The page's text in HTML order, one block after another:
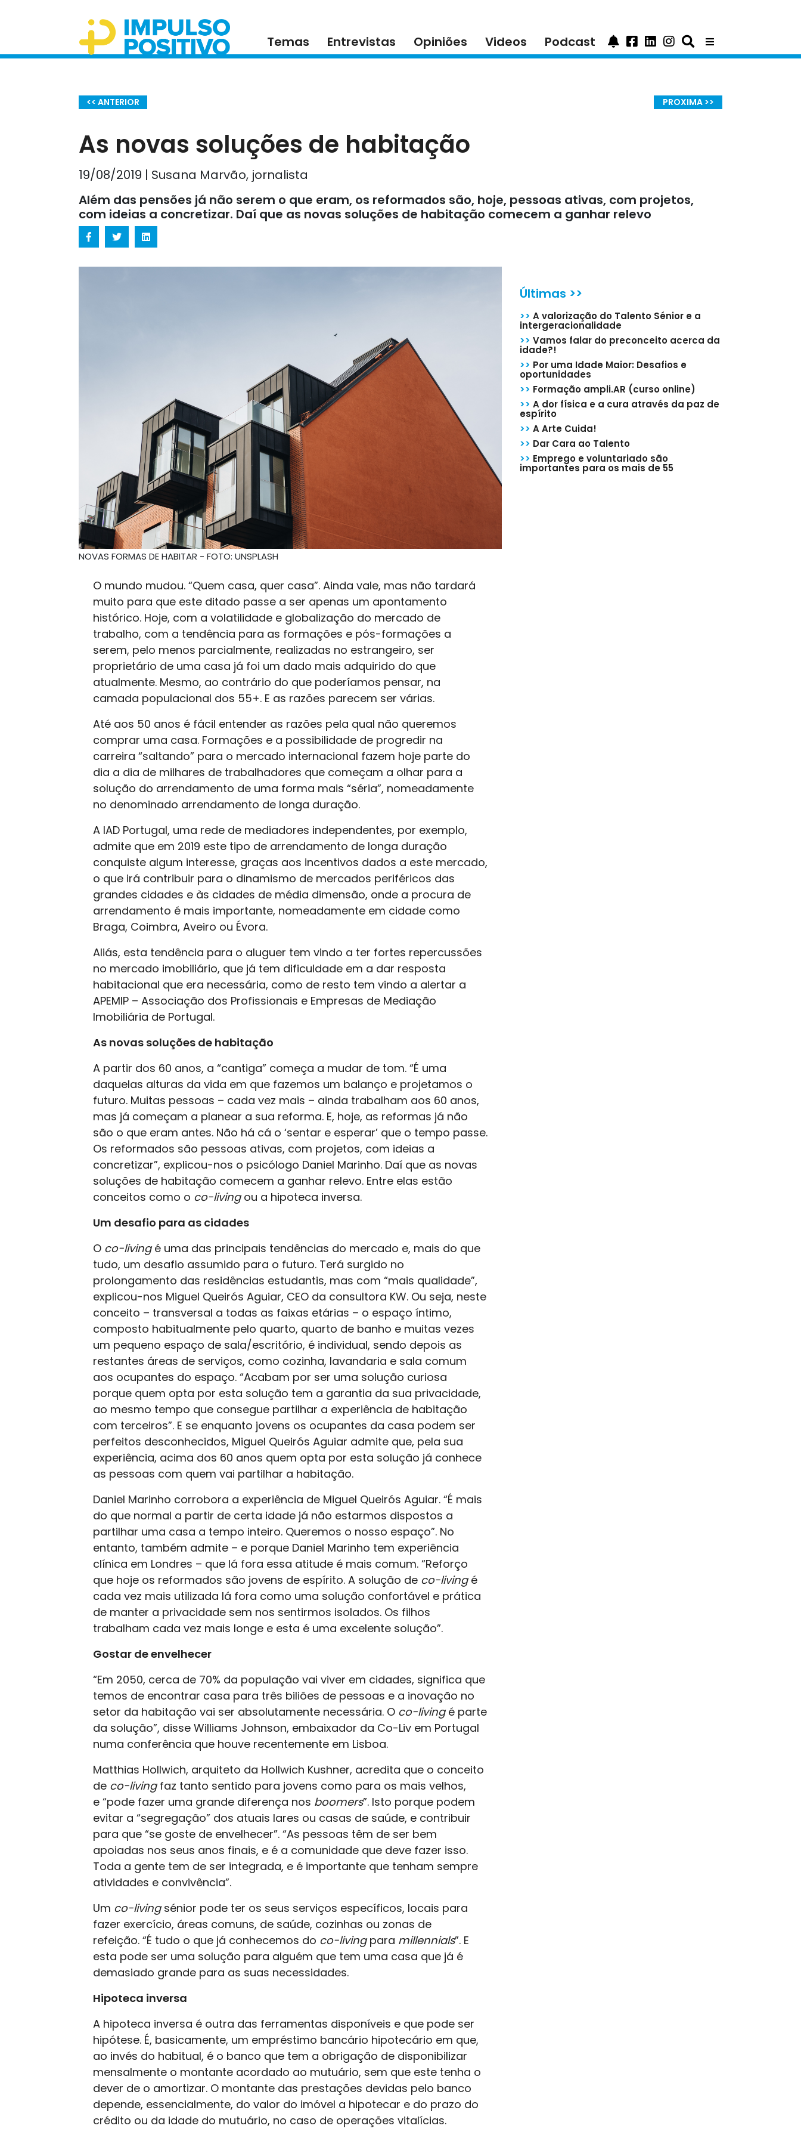
Temas Entrevistas Opiniões Videos Podcast
<< ANTERIOR PROXIMA >>
As novas soluções de habitação
19/08/2019 | Susana Marvão, jornalista
Além das pensões já não serem o que eram, os reformados são, hoje, pessoas ativas, com projetos,
com ideias a concretizar. Daí que as novas soluções de habitação comecem a ganhar relevo
NOVAS FORMAS DE HABITAR - FOTO: UNSPLASH
O mundo mudou. “Quem casa, quer casa”. Ainda vale, mas não tardará
muito para que este ditado passe a ser apenas um apontamento
histórico. Hoje, com a volatilidade e globalização do mercado de
trabalho, com a tendência para as formações e pós-formações a
serem, pelo menos parcialmente, realizadas no estrangeiro, ser
proprietário de uma casa já foi um dado mais adquirido do que
atualmente. Mesmo, ao contrário do que poderíamos pensar, na
camada populacional dos 55+. E as razões parecem ser várias.
Até aos 50 anos é fácil entender as razões pela qual não queremos
comprar uma casa. Formações e a possibilidade de progredir na
carreira “saltando” para o mercado internacional fazem hoje parte do
dia a dia de milhares de trabalhadores que começam a olhar para a
solução do arrendamento de uma forma mais “séria”, nomeadamente
no denominado arrendamento de longa duração.
A IAD Portugal, uma rede de mediadores independentes, por exemplo,
admite que em 2019 este tipo de arrendamento de longa duração
conquiste algum interesse, graças aos incentivos dados a este mercado,
o que irá contribuir para o dinamismo de mercados periféricos das
grandes cidades e às cidades de média dimensão, onde a procura de
arrendamento é mais importante, nomeadamente em cidade como
Braga, Coimbra, Aveiro ou Évora.
Aliás, esta tendência para o aluguer tem vindo a ter fortes repercussões
no mercado imobiliário, que já tem dificuldade em a dar resposta
habitacional que era necessária, como de resto tem vindo a alertar a
APEMIP – Associação dos Profissionais e Empresas de Mediação
Imobiliária de Portugal.
As novas soluções de habitação
A partir dos 60 anos, a “cantiga” começa a mudar de tom. “É uma
daquelas alturas da vida em que fazemos um balanço e projetamos o
futuro. Muitas pessoas – cada vez mais – ainda trabalham aos 60 anos,
mas já começam a planear a sua reforma. E, hoje, as reformas já não
são o que eram antes. Não há cá o ‘sentar e esperar’ que o tempo passe.
Os reformados são pessoas ativas, com projetos, com ideias a
concretizar”, explicou-nos o psicólogo Daniel Marinho. Daí que as novas
soluções de habitação comecem a ganhar relevo. Entre elas estão
conceitos como o co-livingou a hipoteca inversa.
Um desafio para as cidades
O co-livingé uma das principais tendências do mercado e, mais do que
tudo, um desafio assumido para o futuro. Terá surgido no
prolongamento das residências estudantis, mas com “mais qualidade”,
explicou-nos Miguel Queirós Aguiar, CEO da consultora KW. Ou seja, neste
conceito – transversal a todas as faixas etárias – o espaço íntimo,
composto habitualmente pelo quarto, quarto de banho e muitas vezes
um pequeno espaço de sala/escritório, é individual, sendo depois as
restantes áreas de serviços, como cozinha, lavandaria e sala comum
aos ocupantes do espaço. “Acabam por ser uma solução curiosa
porque quem opta por esta solução tem a garantia da sua privacidade,
ao mesmo tempo que consegue partilhar a experiência de habitação
com terceiros”. E se enquanto jovens os ocupantes da casa podem ser
perfeitos desconhecidos, Miguel Queirós Aguiar admite que, pela sua
experiência, acima dos 60 anos quem opta por esta solução já conhece
as pessoas com quem vai partilhar a habitação.
Daniel Marinho corrobora a experiência de Miguel Queirós Aguiar. “É mais
do que normal a partir de certa idade já não estarmos dispostos a
partilhar uma casa a tempo inteiro. Queremos o nosso espaço”. No
entanto, também admite – e porque Daniel Marinho tem experiência
clínica em Londres – que lá fora essa atitude é mais comum. “Reforço
que hoje os reformados são jovens de espírito. A solução de co-livingé
cada vez mais utilizada lá fora como uma solução confortável e prática
de manter a privacidade sem nos sentirmos isolados. Os filhos
trabalham cada vez mais longe e esta é uma excelente solução”.
Gostar de envelhecer
“Em 2050, cerca de 70% da população vai viver em cidades, significa que
temos de encontrar casa para três biliões de pessoas e a inovação no
setor da habitação vai ser absolutamente necessária. O co-livingé parte
da solução”, disse Williams Johnson, embaixador da Co-Liv em Portugal
numa conferência que houve recentemente em Lisboa.
Matthias Hollwich, arquiteto da Hollwich Kushner, acredita que o conceito
de co-livingfaz tanto sentido para jovens como para os mais velhos,
e “pode fazer uma grande diferença nos boomers”. Isto porque podem
evitar a “segregação” dos atuais lares ou casas de saúde, e contribuir
para que “se goste de envelhecer”. “As pessoas têm de ser bem
apoiadas nos seus anos finais, e é a comunidade que deve fazer isso.
Toda a gente tem de ser integrada, e é importante que tenham sempre
atividades e convivência”.
Um co-livingsénior pode ter os seus serviços específicos, locais para
fazer exercício, áreas comuns, de saúde, cozinhas ou zonas de
refeição. “É tudo o que já conhecemos do co-livingpara millennials”. E
esta pode ser uma solução para alguém que tem uma casa que já é
demasiado grande para as suas necessidades.
Hipoteca inversa
A hipoteca inversa é outra das ferramentas disponíveis e que pode ser
hipótese. É, basicamente, um empréstimo bancário hipotecário em que,
ao invés do habitual, é o banco que tem a obrigação de disponibilizar
mensalmente o montante acordado ao mutuário, sem que este tenha o
dever de o amortizar. O montante das prestações devidas pelo banco
depende, essencialmente, do valor do imóvel a hipotecar e do prazo do
crédito ou da idade do mutuário, no caso de operações vitalícias.
Últimas >>
>> A valorização do Talento Sénior e a
intergeracionalidade
>> Vamos falar do preconceito acerca da
idade?!
>> Por uma Idade Maior: Desafios e
oportunidades
>> Formação ampli.AR (curso online)
>> A dor física e a cura através da paz de
espírito
>> A Arte Cuida!
>> Dar Cara ao Talento
>> Emprego e voluntariado são
importantes para os mais de 55